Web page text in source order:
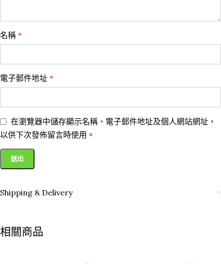
名稱 *
電子郵件地址 *
在瀏覽器中儲存顯示名稱、電子郵件地址及個人網站網址，
以供下次發佈留言時使用。
Shipping & Delivery
相關商品